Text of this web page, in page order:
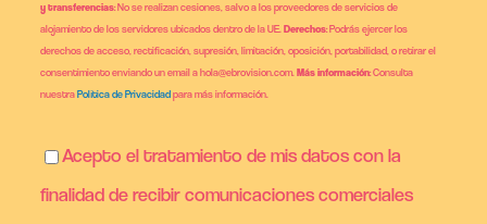
y transferencias: No se realizan cesiones, salvo a los proveedores de servicios de
alojamiento de los servidores ubicados dentro de la UE.Derechos: Podrás ejercer los
derechos de acceso, rectificación, supresión, limitación, oposición, portabilidad, o retirar el
consentimiento enviando un email a hola@ebrovision.com.Más información: Consulta
nuestraPolítica de Privacidadpara más información.
Acepto el tratamiento de mis datos con la
finalidad de recibir comunicaciones comerciales